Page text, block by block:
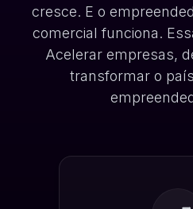
cresce. E o
comercial funciona.
Acelerar empresas,
transformar o